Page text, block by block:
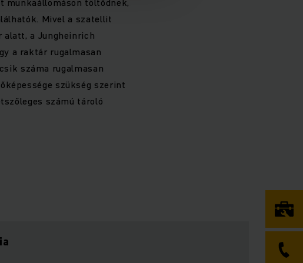
Mivel a szatellit
alatt, a Jungheinrich
a raktár rugalmasan
száma rugalmasan
szükség szerint
számú tároló